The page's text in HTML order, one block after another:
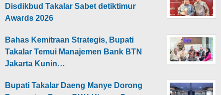
Disdikbud Takalar Sabet detiktimur
Awards 2026
Bahas Kemitraan Strategis, Bupati
Takalar Temui Manajemen Bank BTN
Jakarta Kunin…
Bupati Takalar Daeng Manye Dorong